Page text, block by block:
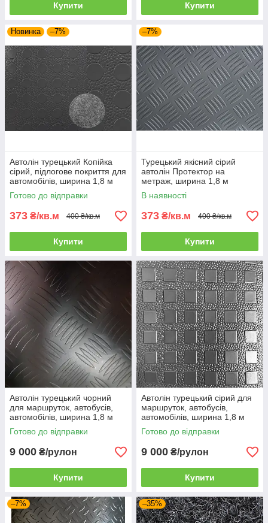
Купити Купити
Новинка –7%
Автолін турецький Копійка
сірий, підлогове покриття для
автомобілів, ширина 1,8 м
Готово до відправки
373 ₴/кв.м 400 ₴/кв.м
Купити
–7%
Турецький якісний сірий
автолін Протектор на
метраж, ширина 1,8 м
В наявності
373 ₴/кв.м 400 ₴/кв.м
Купити
Автолін турецький чорний
для маршруток, автобусів,
автомобілів, ширина 1,8 м
гуртом рулон 15 м пог
Готово до відправки
9 000 ₴/рулон
Купити
Автолін турецький сірий для
маршруток, автобусів,
автомобілів, ширина 1,8 м
гуртом рулон 15 м пог
Готово до відправки
9 000 ₴/рулон
Купити
–7% –35%